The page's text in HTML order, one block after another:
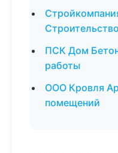
ПСК Дом
работы
ООО Кровля
помещений